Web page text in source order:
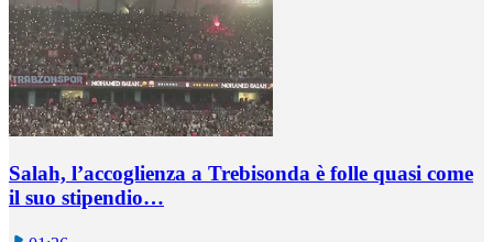
Salah, l’accoglienza a Trebisonda è folle quasi come
il suo stipendio…